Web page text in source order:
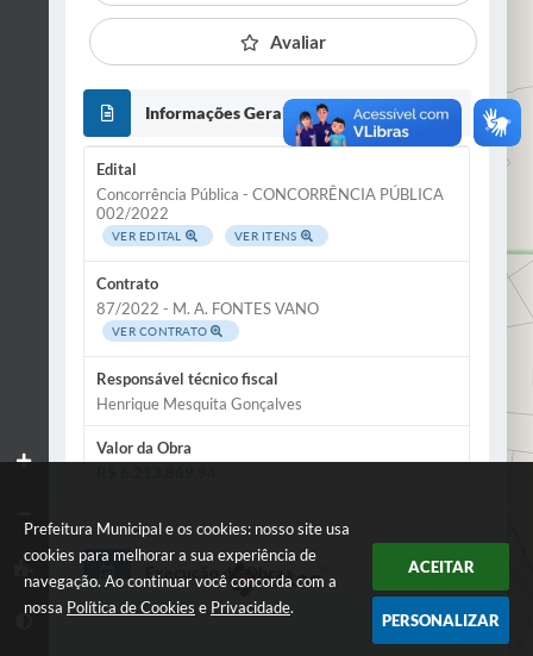
Prefeitura Municipal e os cookies: nosso site usa
cookies para melhorar a sua experiência de
navegação. Ao continuar você concorda com a
nossa Política de Cookies e Privacidade.
ACEITAR
PERSONALIZAR
OpenStreetMapcontributors,ODbL 1.0.
Avaliar
Informações Gerais
Edital
Concorrência Pública - CONCORRÊNCIA PÚBLICA
002/2022
VER EDITAL VER ITENS
Contrato
87/2022 - M. A. FONTES VANO
VER CONTRATO
Responsável técnico fiscal
Henrique Mesquita Gonçalves
Valor da Obra
Execução da Obra